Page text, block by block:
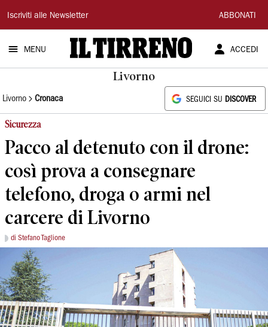
Il
Tirreno
Iscriviti alle Newsletter ABBONATI
MENU ACCEDI
Livorno
Livorno Cronaca SEGUICI SU DISCOVER
Sicurezza
Pacco al detenuto con il drone:
così prova a consegnare
telefono, droga o armi nel
carcere di Livorno
di Stefano Taglione